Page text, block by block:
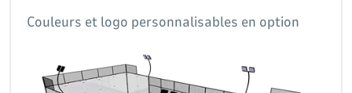
Couleurs et logo personnalisables en option